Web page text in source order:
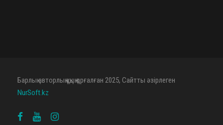
Барлық авторлық құқық қорғалған 2025, Сайтты әзірлеген
NurSoft.kz